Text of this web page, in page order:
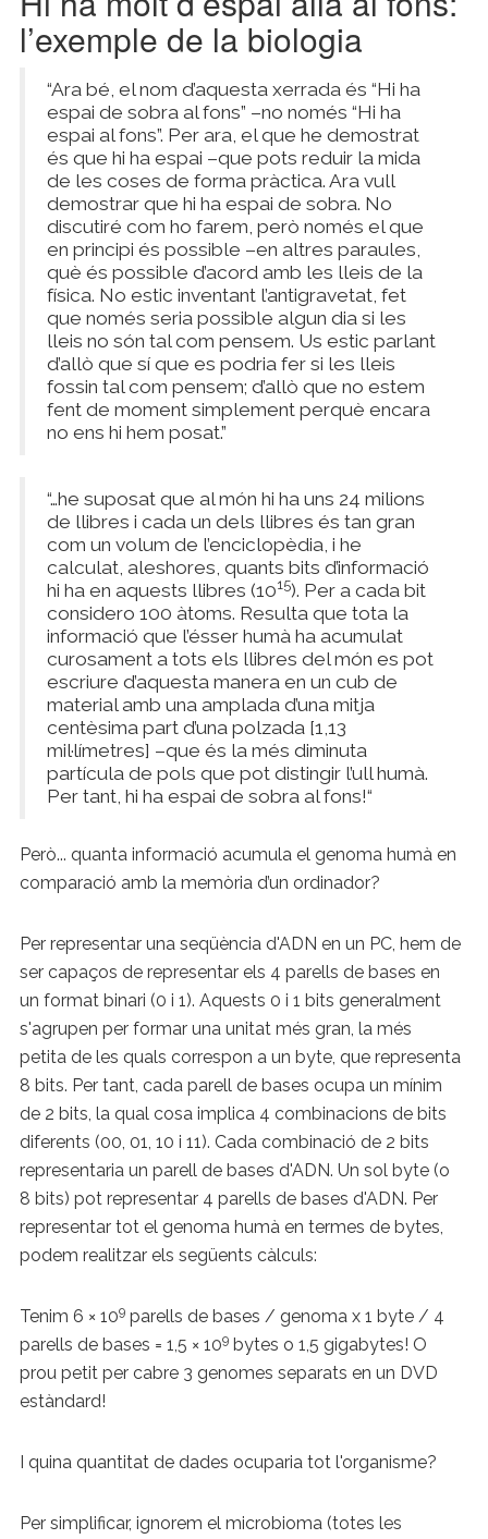
l’exemple de la biologia
“Ara bé, el nom d’aquesta xerrada és “Hi ha
espai de sobra al fons” –no només “Hi ha
espai al fons”. Per ara, el que he demostrat
és que hi ha espai –que pots reduir la mida
de les coses de forma pràctica. Ara vull
demostrar que hi ha espai de sobra. No
discutiré com ho farem, però només el que
en principi és possible –en altres paraules,
què és possible d’acord amb les lleis de la
física. No estic inventant l’antigravetat, fet
que només seria possible algun dia si les
lleis no són tal com pensem. Us estic parlant
d’allò que sí que es podria fer si les lleis
fossin tal com pensem; d’allò que no estem
fent de moment simplement perquè encara
no ens hi hem posat.”
“…he suposat que al món hi ha uns 24 milions
de llibres i cada un dels llibres és tan gran
com un volum de l’enciclopèdia, i he
calculat, aleshores, quants bits d’informació
hi ha en aquests llibres (1015). Per a cada bit
considero 100 àtoms. Resulta que tota la
informació que l’ésser humà ha acumulat
curosament a tots els llibres del món es pot
escriure d’aquesta manera en un cub de
material amb una amplada d’una mitja
centèsima part d’una polzada [1,13
mil·límetres] –que és la més diminuta
partícula de pols que pot distingir l’ull humà.
Per tant, hi ha espai de sobra al fons!“
Però... quanta informació acumula el genoma humà en
comparació amb la memòria d’un ordinador?
Per representar una seqüència d'ADN en un PC, hem de
ser capaços de representar els 4 parells de bases en
un format binari (0 i 1). Aquests 0 i 1 bits generalment
s'agrupen per formar una unitat més gran, la més
petita de les quals correspon a un byte, que representa
8 bits. Per tant, cada parell de bases ocupa un mínim
de 2 bits, la qual cosa implica 4 combinacions de bits
diferents (00, 01, 10 i 11). Cada combinació de 2 bits
representaria un parell de bases d'ADN. Un sol byte (o
8 bits) pot representar 4 parells de bases d'ADN. Per
representar tot el genoma humà en termes de bytes,
podem realitzar els següents càlculs:
Tenim 6 × 109parells de bases / genoma x 1 byte / 4
parells de bases = 1,5 × 109bytes o 1,5 gigabytes! O
prou petit per cabre 3 genomes separats en un DVD
estàndard!
I quina quantitat de dades ocuparia tot l'organisme?
Per simplificar, ignorem el microbioma (totes les